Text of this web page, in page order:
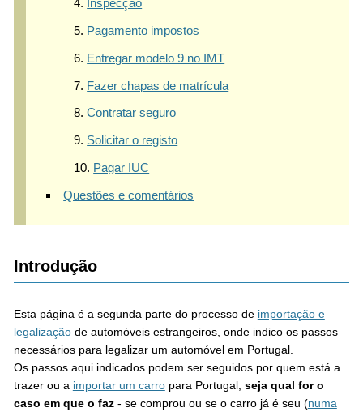
Inspecção
Pagamento impostos
Entregar modelo 9 no IMT
Fazer chapas de matrícula
Contratar seguro
Solicitar o registo
Pagar IUC
Questões e comentários
Introdução
Esta página é a segunda parte do processo de importação e
legalizaçãode automóveis estrangeiros, onde indico os passos
necessários para legalizar um automóvel em Portugal.
Os passos aqui indicados podem ser seguidos por quem está a
trazer ou a importar um carropara Portugal, seja qual for o
caso em que o faz- se comprou ou se o carro já é seu (numa